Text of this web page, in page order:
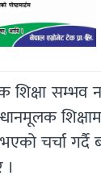
शिक्षा
भएको चर्चा